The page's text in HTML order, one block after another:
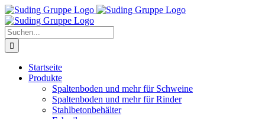
Zum
Inhalt
springen
Suche
nach:
Startseite
Produkte
Spaltenboden und mehr für Schweine
Spaltenboden und mehr für Rinder
Stahlbetonbehälter